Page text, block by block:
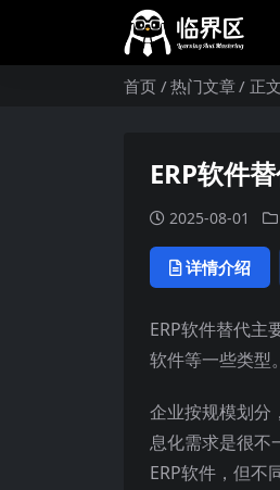
首页 热门文章 正文
ERP软件
2025-08-01
详情介绍
ERP软件替代主
软件等一些类型。
企业按规模划分
息化需求是很不
ERP软件，但不